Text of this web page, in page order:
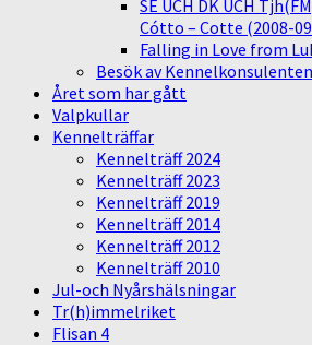
SE UCH DK UCH
Cótto – Cotte (2008-
Falling in Love from
Besök av Kennelkonsulenten
Året som har gått
Valpkullar
Kennelträffar
Kennelträff 2024
Kennelträff 2023
Kennelträff 2019
Kennelträff 2014
Kennelträff 2012
Kennelträff 2010
Jul-och Nyårshälsningar
Tr(h)immelriket
Flisan 4